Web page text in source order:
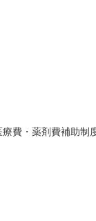
費・薬剤費補助制